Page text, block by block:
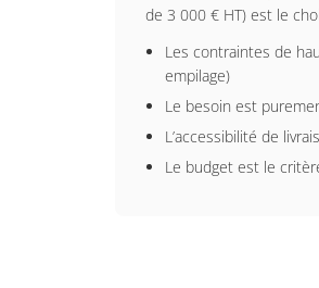
de 3 000 € HT) est le
Les contraintes de
empilage)
Le besoin est
L’accessibilité de
Le budget est le